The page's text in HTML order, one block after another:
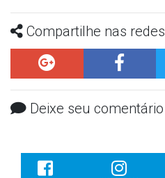
Compartilhe nas redes
Deixe seu comentário